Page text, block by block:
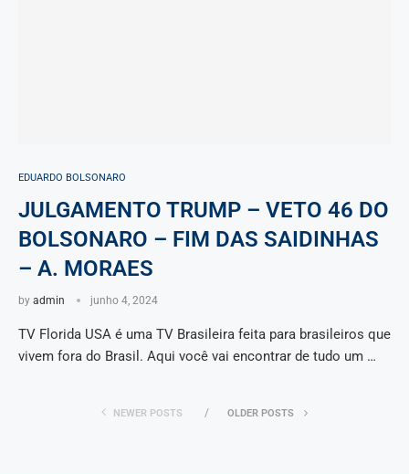
EDUARDO BOLSONARO
JULGAMENTO TRUMP – VETO 46 DO
BOLSONARO – FIM DAS SAIDINHAS
– A. MORAES
by admin junho 4, 2024
TV Florida USA é uma TV Brasileira feita para brasileiros que
vivem fora do Brasil. Aqui você vai encontrar de tudo um …
NEWER POSTS OLDER POSTS